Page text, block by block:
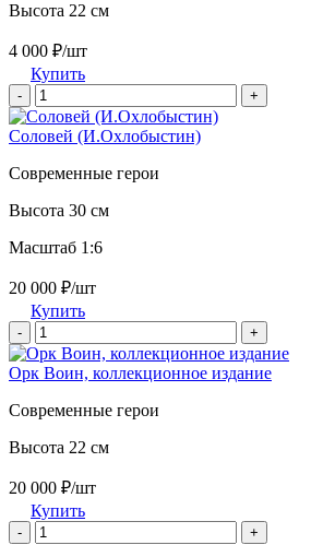
Высота 22 см
4 000 ₽/шт
Купить
- +
Соловей (И.Охлобыстин)
Современные герои
Высота 30 см
Масштаб 1:6
20 000 ₽/шт
Купить
- +
Орк Воин, коллекционное издание
Современные герои
Высота 22 см
20 000 ₽/шт
Купить
- +